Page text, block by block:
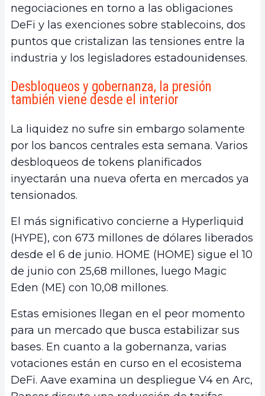
negociaciones en torno a las obligaciones
DeFi y las exenciones sobre stablecoins, dos
puntos que cristalizan las tensiones entre la
industria y los legisladores estadounidenses.
Desbloqueos y gobernanza, la presión
también viene desde el interior
La liquidez no sufre sin embargo solamente
por los bancos centrales esta semana. Varios
desbloqueos de tokens planificados
inyectarán una nueva oferta en mercados ya
tensionados.
El más significativo concierne a Hyperliquid
(HYPE), con 673 millones de dólares liberados
desde el 6 de junio. HOME (HOME) sigue el 10
de junio con 25,68 millones, luego Magic
Eden (ME) con 10,08 millones.
Estas emisiones llegan en el peor momento
para un mercado que busca estabilizar sus
bases. En cuanto a la gobernanza, varias
votaciones están en curso en el ecosistema
DeFi. Aave examina un despliegue V4 en Arc,